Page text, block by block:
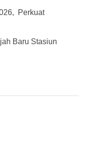
Perkuat
Baru Stasiun